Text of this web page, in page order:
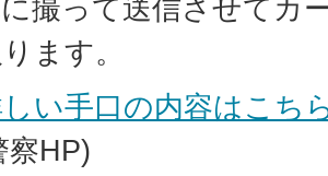
撮って送信させてカ
ます。
い手口の内容はこち
察HP)